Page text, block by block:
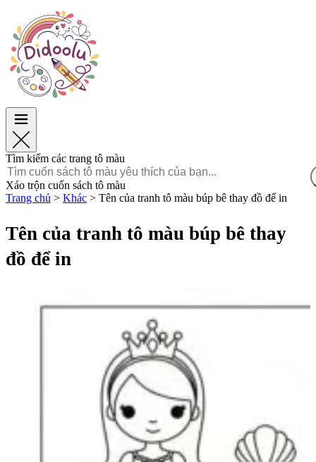
Phục Sinh
TOP Danh mục
Dành cho bé trai
Dành cho bé gái
Tiếng Việt
POLSKI
FRANÇAIS
MALAGASY
Phục Sinh
TOP Danh mục
Dành cho bé trai
Dành cho bé gái
Tìm kiếm các trang tô màu
Xáo trộn cuốn sách tô màu
Trang chủ > Khác > Tên của tranh tô màu búp bê thay đồ để in
Tên của tranh tô màu búp bê thay
đồ để in